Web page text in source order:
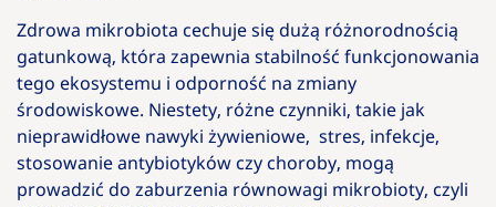
Zdrowa mikrobiota cechuje się dużą różnorodnością
gatunkową, która zapewnia stabilność funkcjonowania
tego ekosystemu i odporność na zmiany
środowiskowe. Niestety, różne czynniki, takie jak
nieprawidłowe nawyki żywieniowe, stres, infekcje,
stosowanie antybiotyków czy choroby, mogą
prowadzić do zaburzenia równowagi mikrobioty, czyli